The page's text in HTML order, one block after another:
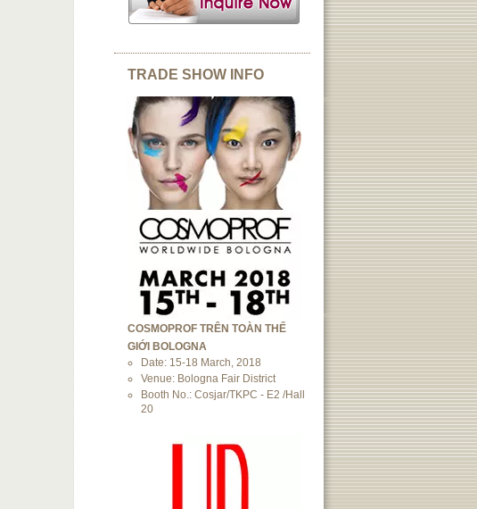
TRADE SHOW INFO
COSMOPROF TRÊN TOÀN THẾ
GIỚI BOLOGNA
Date: 15-18 March, 2018
Venue: Bologna Fair District
Booth No.: Cosjar/TKPC - E2 /Hall
20